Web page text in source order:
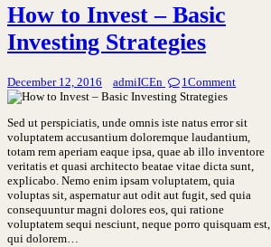
How to Invest – Basic
Investing Strategies
December 12, 2016 admiICEn 1Comment
Sed ut perspiciatis, unde omnis iste natus error sit
voluptatem accusantium doloremque laudantium,
totam rem aperiam eaque ipsa, quae ab illo inventore
veritatis et quasi architecto beatae vitae dicta sunt,
explicabo. Nemo enim ipsam voluptatem, quia
voluptas sit, aspernatur aut odit aut fugit, sed quia
consequuntur magni dolores eos, qui ratione
voluptatem sequi nesciunt, neque porro quisquam est,
qui dolorem…